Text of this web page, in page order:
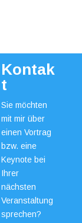
Kontak
t
Sie möchten
mit mir über
einen Vortrag
bzw. eine
Keynote bei
Ihrer
nächsten
Veranstaltung
sprechen?